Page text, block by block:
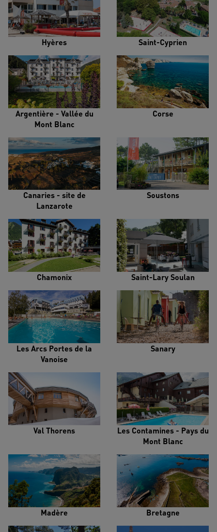
Hyères Saint-Cyprien
Argentière - Vallée du
Mont Blanc
Corse
Canaries - site de
Lanzarote
Soustons
Chamonix Saint-Lary Soulan
Les Arcs Portes de la
Vanoise
Sanary
Val Thorens
Les Contamines - Pays du
Mont Blanc
Madère Bretagne